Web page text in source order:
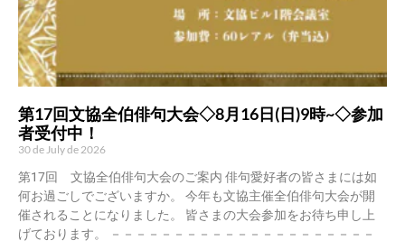
第17回文協全伯俳句大会◇8月16日(日)9時~◇参加
者受付中！
30 de July de 2026
第17回 文協全伯俳句大会のご案内 俳句愛好者の皆さまには如
何お過ごしでございますか。 今年も文協主催全伯俳句大会が開
催されることになりました。 皆さまの大会参加をお待ち申し上
げております。 －－－－－－－－－－－－－－－－－－－－－